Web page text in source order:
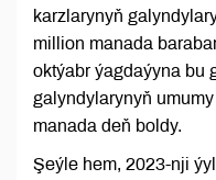
karzlarynyň
million manada
oktýabr ýagdaýyna bu
galyndylarynyň
manada deň boldy.
Şeýle hem, 2023-nji